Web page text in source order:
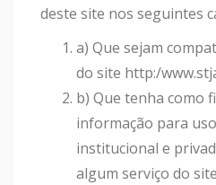
deste site nos seguintes
a) Que sejam
do site http:/
b) Que tenha como
informação para
institucional e
algum serviço do